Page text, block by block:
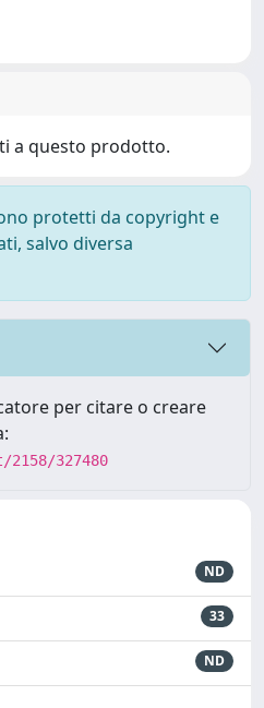
a questo prodotto.
protetti da copyright e
salvo diversa
per citare o creare
327480
ND
33
ND